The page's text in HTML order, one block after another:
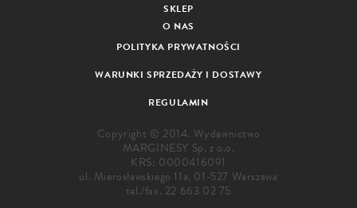
SKLEP
O NAS
POLITYKA PRYWATNOŚCI
WARUNKI SPRZEDAŻY I DOSTAWY
REGULAMIN
Copyright © 2014. Wydawnictwo
MARGINESY Sp. z o.o.
KRS: 0000416091
ul. Mierosławskiego 11a, 01-527 Warszawa
tel./fax. 22 663 02 75